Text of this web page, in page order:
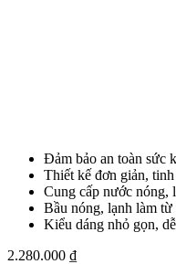
Đảm bảo an toàn sức
Thiết kế đơn giản, tinh
Cung cấp nước nóng,
Bầu nóng, lạnh làm
Kiểu dáng nhỏ gọn,
2.280.000 ₫